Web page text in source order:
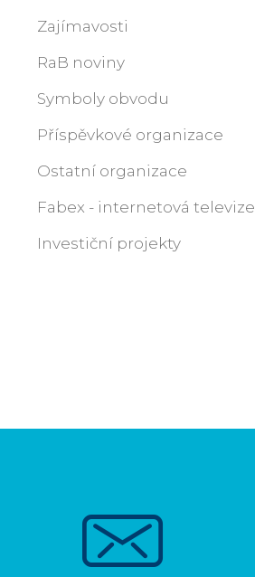
Zajímavosti
RaB noviny
Symboly obvodu
Příspěvkové organizace
Ostatní organizace
Fabex - internetová televize
Investiční projekty